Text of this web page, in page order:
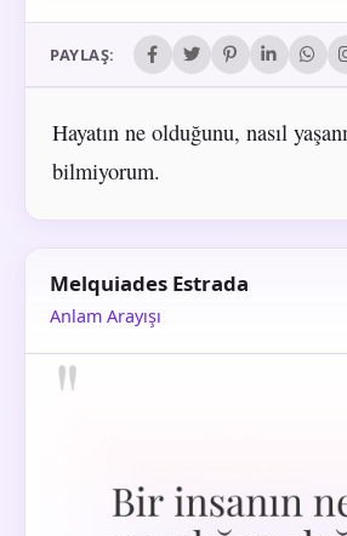
PAYLAŞ:
Hayatın ne olduğunu, nasıl
bilmiyorum.
Melquiades Estrada
Anlam Arayışı